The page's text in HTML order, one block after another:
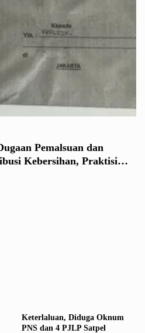
Pemalsuan dan
Kebersihan, Praktisi
Keterlaluan, Diduga Oknum
PNS dan 4 PJLP Satpel